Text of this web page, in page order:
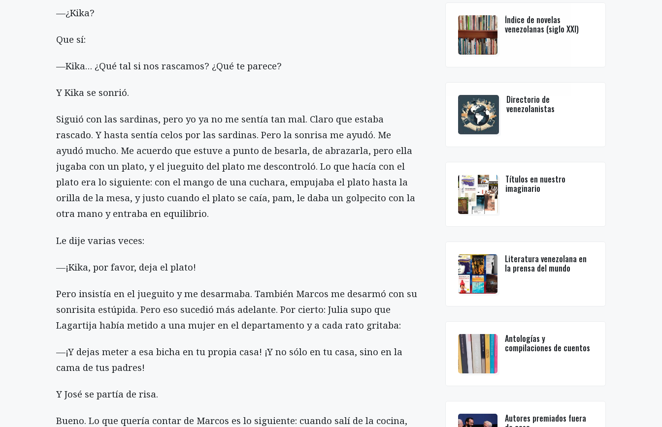
—¿Kika?
Que sí:
—Kika… ¿Qué tal si nos rascamos? ¿Qué te parece?
Y Kika se sonrió.
Siguió con las sardinas, pero yo ya no me sentía tan mal. Claro que estaba
rascado. Y hasta sentía celos por las sardinas. Pero la sonrisa me ayudó. Me
ayudó mucho. Me acuerdo que estuve a punto de besarla, de abrazarla, pero ella
jugaba con un plato, y el jueguito del plato me descontroló. Lo que hacía con el
plato era lo siguiente: con el mango de una cuchara, empujaba el plato hasta la
orilla de la mesa, y justo cuando el plato se caía, pam, le daba un golpecito con la
otra mano y entraba en equilibrio.
Le dije varias veces:
—¡Kika, por favor, deja el plato!
Pero insistía en el jueguito y me desarmaba. También Marcos me desarmó con su
sonrisita estúpida. Pero eso sucedió más adelante. Por cierto: Julia supo que
Lagartija había metido a una mujer en el departamento y a cada rato gritaba:
—¡Y dejas meter a esa bicha en tu propia casa! ¡Y no sólo en tu casa, sino en la
cama de tus padres!
Y José se partía de risa.
Bueno. Lo que quería contar de Marcos es lo siguiente: cuando salí de la cocina,
Índice de novelas
venezolanas (siglo XXI)
Directorio de
venezolanistas
Títulos en nuestro
imaginario
Literatura venezolana en
la prensa del mundo
Antologías y
compilaciones de cuentos
Autores premiados fuera